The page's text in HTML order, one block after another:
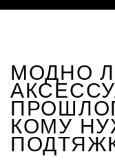
МОДНО
КОМУ